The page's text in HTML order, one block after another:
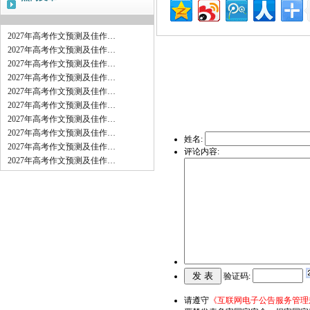
2027年高考作文预测及佳作…
2027年高考作文预测及佳作…
2027年高考作文预测及佳作…
2027年高考作文预测及佳作…
2027年高考作文预测及佳作…
2027年高考作文预测及佳作…
2027年高考作文预测及佳作…
2027年高考作文预测及佳作…
2027年高考作文预测及佳作…
2027年高考作文预测及佳作…
姓名:
评论内容:
验证码:
请遵守 《互联网电子公告服务管